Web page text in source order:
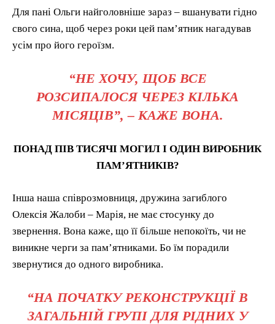
Для пані Ольги найголовніше зараз – вшанувати гідно
свого сина, щоб через роки цей пам’ятник нагадував
усім про його героїзм.
“НЕ ХОЧУ, ЩОБ ВСЕ
РОЗСИПАЛОСЯ ЧЕРЕЗ КІЛЬКА
МІСЯЦІВ”, – КАЖЕ ВОНА.
ПОНАД ПІВ ТИСЯЧІ МОГИЛ І ОДИН ВИРОБНИК
ПАМ’ЯТНИКІВ?
Інша наша співрозмовниця, дружина загиблого
Олексія Жалоби – Марія, не має стосунку до
звернення. Вона каже, що її більше непокоїть, чи не
виникне черги за пам’ятниками. Бо їм порадили
звернутися до одного виробника.
“НА ПОЧАТКУ РЕКОНСТРУКЦІЇ В
ЗАГАЛЬНІЙ ГРУПІ ДЛЯ РІДНИХ У